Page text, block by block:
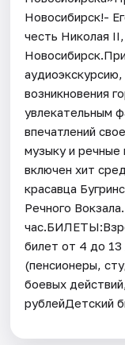
Новосибирск!-
честь Николая
возникновения
увлекательным
впечатлений
музыку и
включен хит
красавца
Речного
билет от 4 до
(пенсионеры,
боевых
рублейДетский